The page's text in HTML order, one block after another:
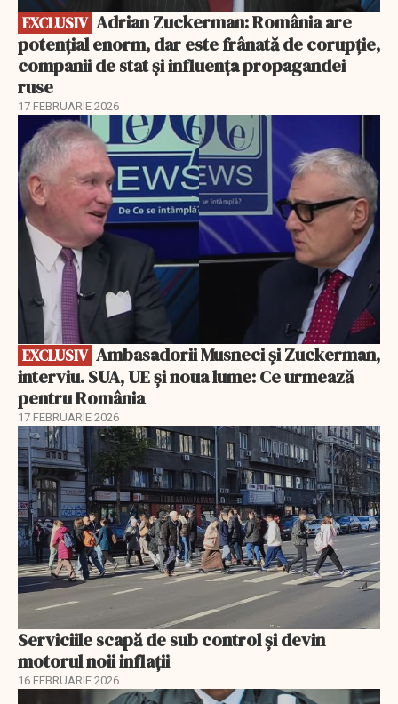
EXCLUSIV
potențial enorm, dar este frânată de corupție,
companii de stat și influența propagandei
ruse
17 FEBRUARIE 2026
EXCLUSIV
EXCLUSIV
interviu. SUA, UE și noua lume: Ce urmează
pentru România
17 FEBRUARIE 2026
Serviciile scapă de sub control și devin
motorul noii inflații
16 FEBRUARIE 2026